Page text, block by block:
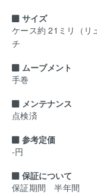
サイズ
ケース約 21ミリ（
チ
ムーブメント
手巻
メンテナンス
点検済
参考定価
-円
保証について
保証期間 半年間